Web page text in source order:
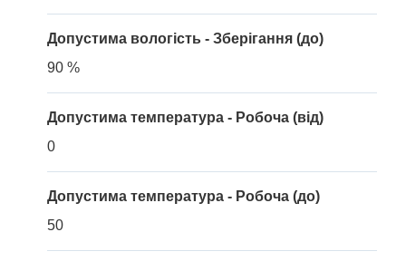
Допустима вологість - Зберігання (до)
90 %
Допустима температура - Робоча (від)
0
Допустима температура - Робоча (до)
50